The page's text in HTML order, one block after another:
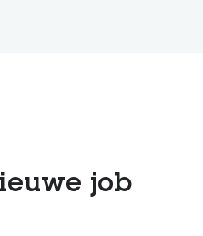
job